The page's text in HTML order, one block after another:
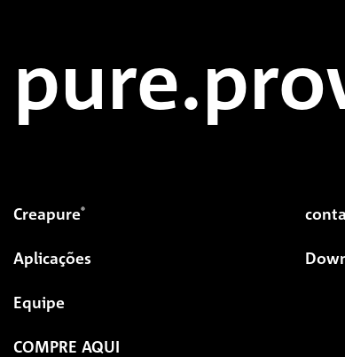
Creapure®
Aplicações
Equipe
COMPRE AQUI